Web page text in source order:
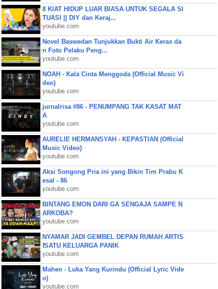
8 KIAT HIDUP LUAR BIASA UNTUK SEGALA SI
TUASI || DIY dan Keraj...
youtube.com
Novel Baswedan Tunjukkan Bukti Air Keras da
n Foto Pelaku Peng...
youtube.com
NOAH - Kala Cinta Menggoda (Official Music Vi
deo)
youtube.com
jurnalrisa #86 - PENUMPANG TAK KASAT MAT
A
youtube.com
AURELIE HERMANSYAH - KEPASTIAN (Official
Music Video)
youtube.com
Aksi Songong Pria ini yang Bikin Tim Prabu K
esal - 86
youtube.com
BINTANG EMON DARI GA SENGAJA SAMPE N
ARKOBA?
youtube.com
NYAMAR JADI GEMBEL DEPAN RUMAH ARTIS
❗SATU KELUARGA PANIK
youtube.com
Mahen - Luka Yang Kurindu (Official Lyric Vide
o)
youtube.com